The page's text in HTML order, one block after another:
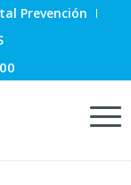
Prevención